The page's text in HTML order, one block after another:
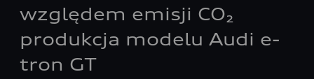
względem emisji CO₂
produkcja modelu Audi e-
tron GT